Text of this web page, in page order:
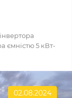
ємністю 5 кВт-
02.08.2024